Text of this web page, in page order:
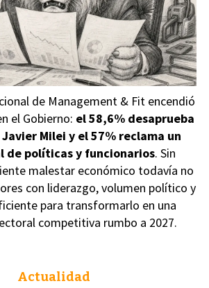
de Management & Fit encendió
el Gobierno: el 58,6% desaprueba
Milei y el 57% reclama un
de políticas y funcionarios. Sin
malestar económico todavía no
con liderazgo, volumen político y
para transformarlo en una
competitiva rumbo a 2027.
Actualidad